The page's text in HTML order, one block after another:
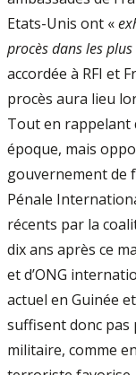
Etats-Unis ont «
procès dans les
accordée à RFI et
procès aura lieu
Tout en rappelant
époque, mais
gouvernement de
Pénale
récents par la
dix ans après ce
et d’ONG
actuel en Guinée
suffisent donc
militaire, comme